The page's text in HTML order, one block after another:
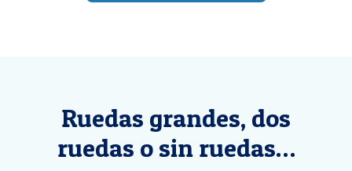
Ruedas grandes, dos
ruedas o sin ruedas…